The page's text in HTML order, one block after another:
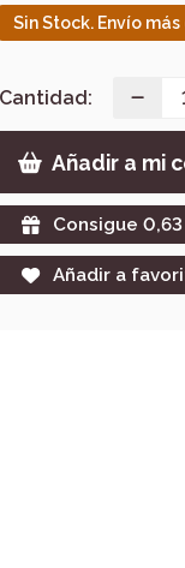
Sin Stock. Envío más
Cantidad:
Añadir a mi
Consigue
Añadir a